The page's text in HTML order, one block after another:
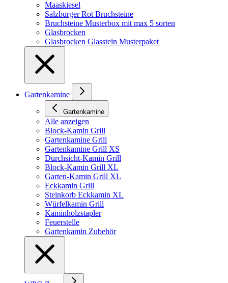
Maaskiesel
Salzburger Rot Bruchsteine
Bruchsteine Musterbox mit max 5 sorten
Glasbrocken
Glasbrocken Glasstein Musterpaket
Gartenkamine
Gartenkamine
Alle anzeigen
Block-Kamin Grill
Gartenkamine Grill
Gartenkamine Grill XS
Durchsicht-Kamin Grill
Block-Kamin Grill XL
Garten-Kamin Grill XL
Eckkamin Grill
Steinkorb Eckkamin XL
Würfelkamin Grill
Kaminholzstapler
Feuerstelle
Gartenkamin Zubehör